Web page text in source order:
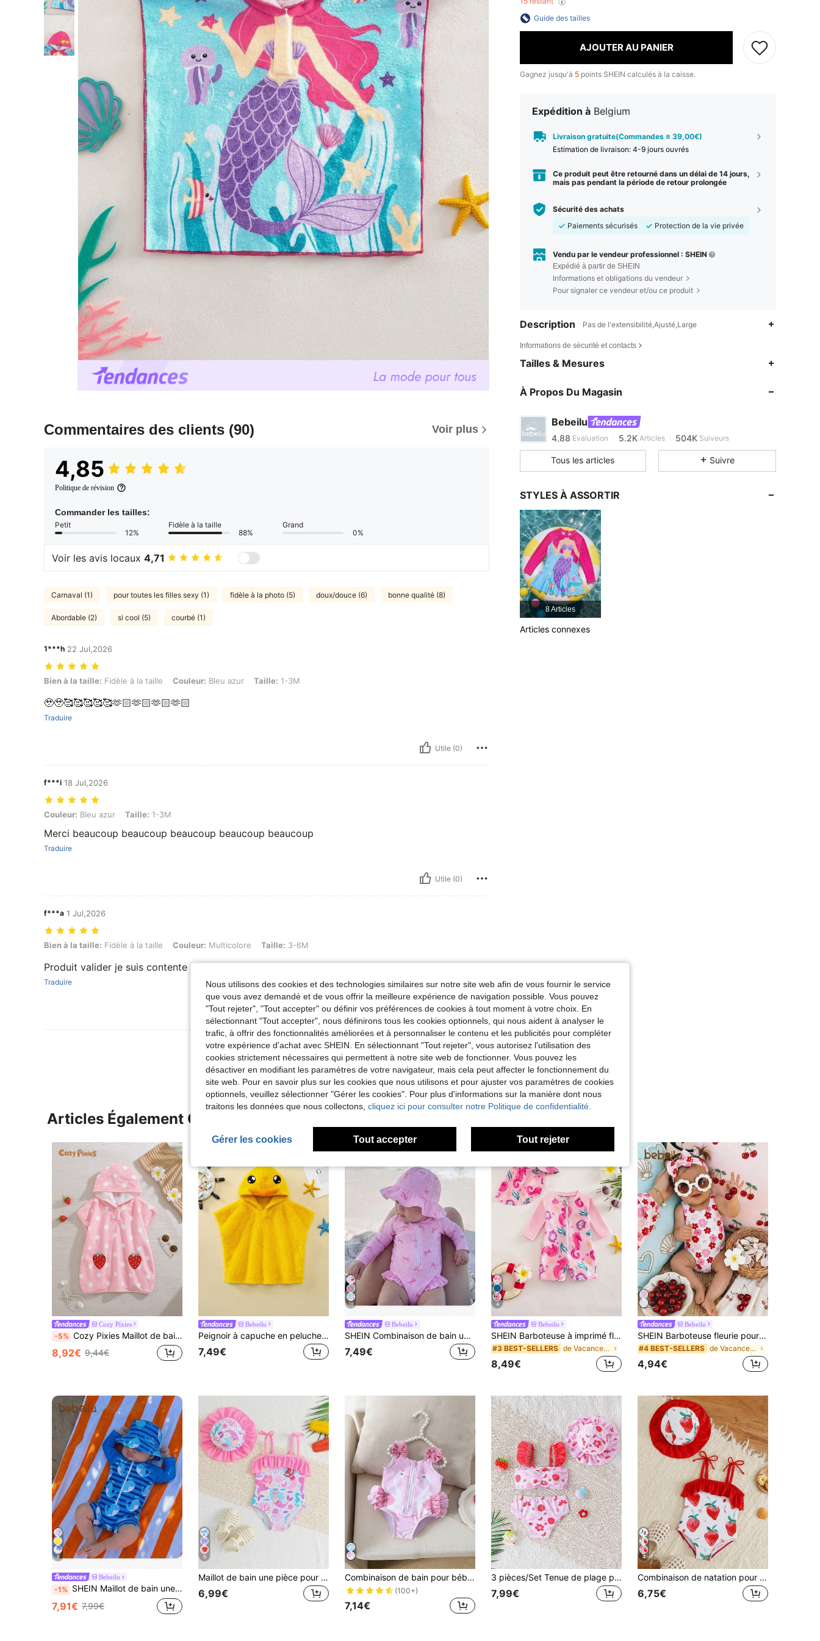
Commentaires des clients (90) Voir plus
4,85
Politique de révision
Commander les tailles:
Petit
12%
Fidèle à la taille
88%
Grand
0%
Voir les avis locaux 4,71
Carnaval (1) pour toutes les filles sexy (1) fidèle à la photo (5) doux/douce (6) bonne qualité (8)
Abordable (2) si cool (5) courbé (1)
1***h 22 Jul,2026
Bien à la taille: Fidèle à la taille, Couleur: Bleu azur, Taille: 1-3M
Bien à la taille: Fidèle à la taille Couleur: Bleu azur Taille: 1-3M
🥹🥹🥰🥰🥰🥰🥰🫶🏻🫶🏻🫶🏻🫶🏻
Traduire
Utile (0)
f***i 18 Jul,2026
Couleur: Bleu azur, Taille: 1-3M
Couleur: Bleu azur Taille: 1-3M
Merci beaucoup beaucoup beaucoup beaucoup beaucoup
Traduire
Utile (0)
f***a 1 Jul,2026
Bien à la taille: Fidèle à la taille, Couleur: Multicolore, Taille: 3-6M
Bien à la taille: Fidèle à la taille Couleur: Multicolore Taille: 3-6M
Produit valider je suis contente de la commande
Traduire
Utile (0)
Voir Plus D'avis
Guide des tailles
AJOUTER AU PANIER
Gagnez jusqu'à 5 points SHEIN calculés à la caisse.
Expédition à Belgium
Livraison gratuite(Commandes ≥ 39,00€)
Estimation de livraison: 4-9 jours ouvrés
Ce produit peut être retourné dans un délai de 14 jours,
mais pas pendant la période de retour prolongée
Sécurité des achats
Paiements sécurisés
Protection de la vie privée
Vendu par le vendeur professionnel : SHEIN
Expédié à partir de SHEIN
Informations et obligations du vendeur
Pour signaler ce vendeur et/ou ce produit
Description Pas de l'extensibilité,Ajusté,Large
Informations de sécurité et contacts
Tailles & Mesures
À Propos Du Magasin
Bebeilu
4,88
4,88
5.2K
5.2K
4,88 Evaluation 5.2K Articles 504K Suiveurs
b***8est en train de naviguer
4,88 5.2K
504K
4,88
5.2K
504K
4,88
4,88
Tous les articles Suivre
STYLES À ASSORTIR
8 Articles
Articles connexes
Articles Également Consultés
Cozy Pixies
-5% Cozy Pixies Maillot de bain à manches courtes à capuche pour nouveau-né, motif lâche à pois et fraises
8,92€ 9,44€
Bebeilu
Peignoir à capuche en peluche absorbante en forme de canard mignon unisexe pour bébé, maillot de bain, convient pour le bain quotidien, la plage, la natation, la cache-maillot de plage pour tout-petits, le cache-maillot de bain pour tout-petits
7,49€
16
Bebeilu
SHEIN Combinaison de bain une pièce pour nouveau-né avec volants à l'ourlet, imprimé rayé et nœud, avec bonnet de bain, style vacances à la plage
7,49€
4
Bebeilu
SHEIN Barboteuse à imprimé floral pour bébé nouveau-né, été
#3 BEST-SELLERS de Vacances Maillots de bain pour nouveau-né
8,49€
Bebeilu
SHEIN Barboteuse fleurie pour nouveau-né, mode mignonne et minimaliste
#4 BEST-SELLERS de Vacances Maillots de bain pour nouveau-né
4,94€
8
Bebeilu
-1% SHEIN Maillot de bain une pièce pour bébé nouveau-né avec imprimé de dauphin rayé, plage/vacances
7,91€ 7,99€
9
Maillot de bain une pièce pour nouveau-nées filles, avec bretelles spaghetti et nœud. Maillot de bain en polyester tricoté avec imprimé numérique à motif de nœud. Comprend 1 pièce chapeau. Mignon maillot de bain pour la plage pour nouveau-nées filles
6,99€
Combinaison de bain pour bébé nouveau-né rose avec fermeture éclair, décorée d'1 pièce joli nœud 3D
(100+)
7,14€
3 pièces/Set Tenue de plage pour bébé nouveau-né et tout-petit avec imprimé fraise mignon et chapeau à bordure florale
7,99€
4
Combinaison de natation pour nouveau-né (imprimé aléatoire), style minimaliste décontracté quotidien
6,75€
Nous utilisons des cookies et des technologies similaires sur notre site web afin de vous fournir le service
que vous avez demandé et de vous offrir la meilleure expérience de navigation possible. Vous pouvez
"Tout rejeter", "Tout accepter" ou définir vos préférences de cookies à tout moment à votre choix. En
sélectionnant "Tout accepter", nous définirons tous les cookies optionnels, qui nous aident à analyser le
trafic, à offrir des fonctionnalités améliorées et à personnaliser le contenu et les publicités pour compléter
votre expérience d'achat avec SHEIN. En sélectionnant "Tout rejeter", vous autorisez l'utilisation des
cookies strictement nécessaires qui permettent à notre site web de fonctionner. Vous pouvez les
désactiver en modifiant les paramètres de votre navigateur, mais cela peut affecter le fonctionnement du
site web. Pour en savoir plus sur les cookies que nous utilisons et pour ajuster vos paramètres de cookies
optionnels, veuillez sélectionner "Gérer les cookies". Pour plus d'informations sur la manière dont nous
traitons les données que nous collectons, cliquez ici pour consulter notre Politique de confidentialité.
Gérer les cookies Tout accepter Tout rejeter